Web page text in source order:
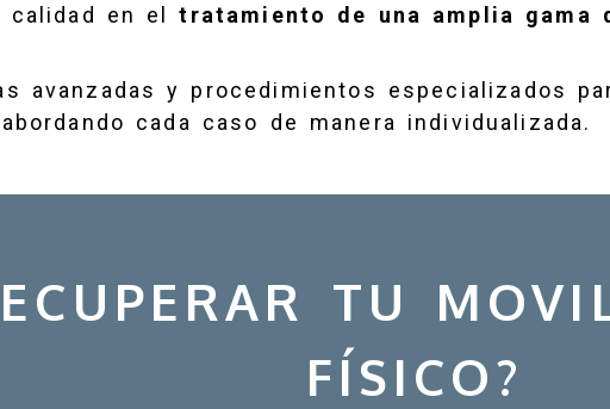
calidad en eltratamiento de una amplia gama
avanzadas y procedimientos especializados
cada caso de manera individualizada.
TU
FÍSICO?